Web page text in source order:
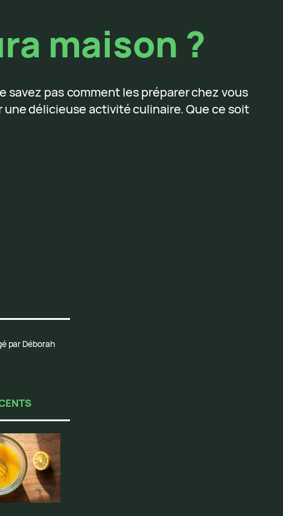
maison ?
pas comment les préparer chez vous
délicieuse activité culinaire. Que ce soit
par Déborah